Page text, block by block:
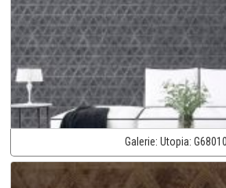
Galerie: Utopia: G68010